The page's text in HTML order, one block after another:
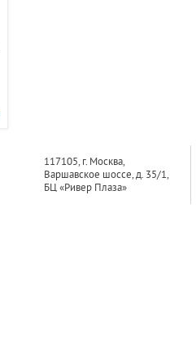
117105, г. Москва,
Варшавское шоссе, д. 35/1,
БЦ «Ривер Плаза»